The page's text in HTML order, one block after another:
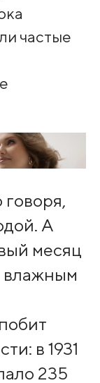
частые
А
месяц
влажным
в 1931
235